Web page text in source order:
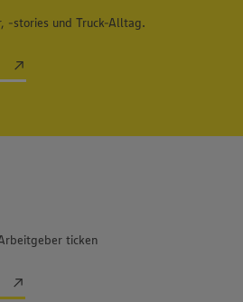
-stories und Truck-Alltag.
ticken